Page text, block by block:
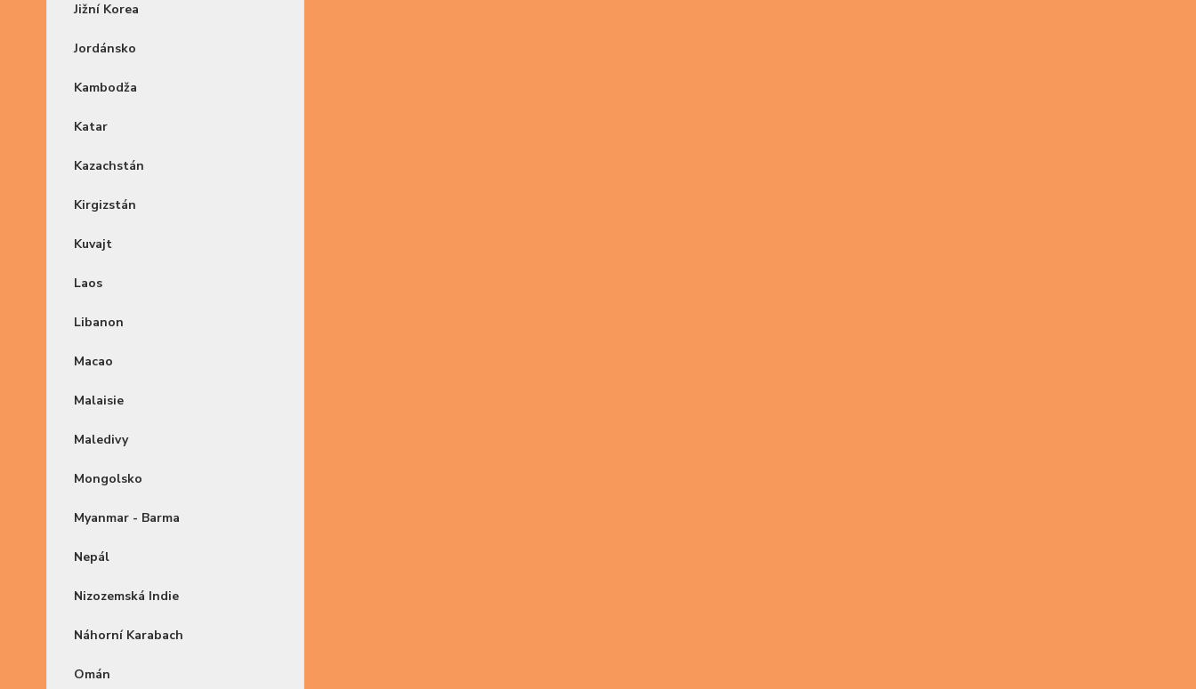
Jižní Korea
Jordánsko
Kambodža
Katar
Kazachstán
Kirgizstán
Kuvajt
Laos
Libanon
Macao
Malaisie
Maledivy
Mongolsko
Myanmar - Barma
Nepál
Nizozemská Indie
Náhorní Karabach
Omán